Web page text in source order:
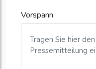
Vorspann